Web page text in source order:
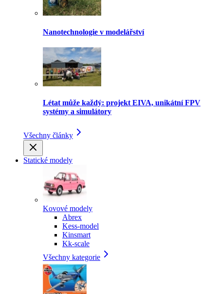
Nanotechnologie v modelářství
Létat může každý: projekt EIVA, unikátní FPV
systémy a simulátory
Všechny články
Statické modely
Kovové modely
Abrex
Kess-model
Kinsmart
Kk-scale
Všechny kategorie